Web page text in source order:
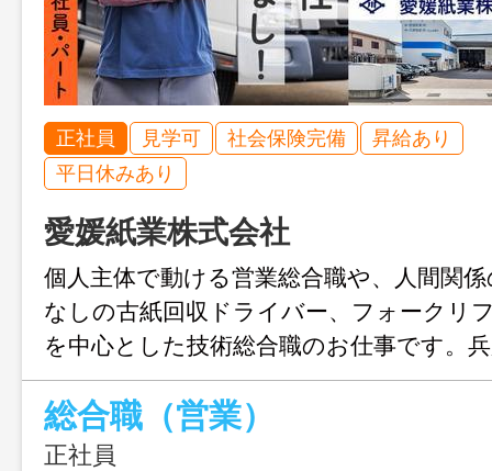
正社員 見学可 社会保険完備
昇給あり
平日休みあり
愛媛紙業株式会社
個人主体で動ける営業総合職や、人間関
なしの古紙回収ドライバー、フォークリ
を中心とした技術総合職のお仕事です。
の拠点のひとつで、出荷先が安定◎古紙
ルへ繋げる、地球に優しい企業で地域に
総合職（営業）
正社員